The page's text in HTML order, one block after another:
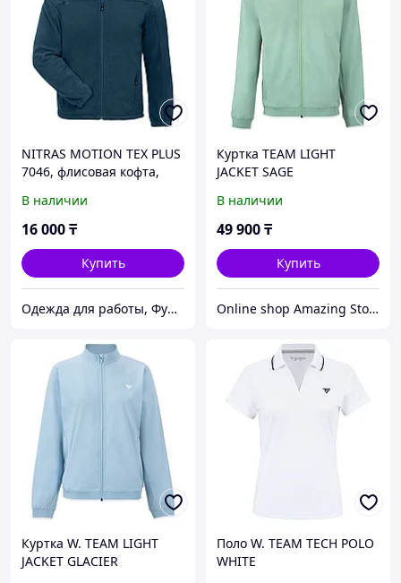
NITRAS MOTION TEX PLUS
7046, флисовая кофта,
В наличии
16 000₸
Купить
Одежда для работы, Функциональная одежда, СИЗ, Аксессуары, Средства для промывания глаз.
Куртка TEAM LIGHT
JACKET SAGE
В наличии
49 900₸
Купить
Online shop Amazing Store
Куртка W. TEAM LIGHT
JACKET GLACIER
Поло W. TEAM TECH POLO
WHITE